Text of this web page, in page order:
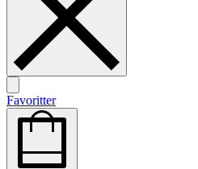
Favoritter